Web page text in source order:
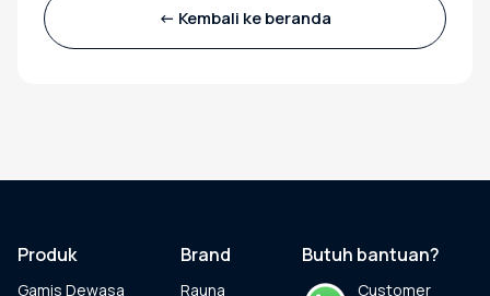
Baju Koko Anak
Sarimbit
<- Kembali ke beranda
Produk
Gamis Dewasa
Brand
Rauna
Butuh bantuan?
Customer